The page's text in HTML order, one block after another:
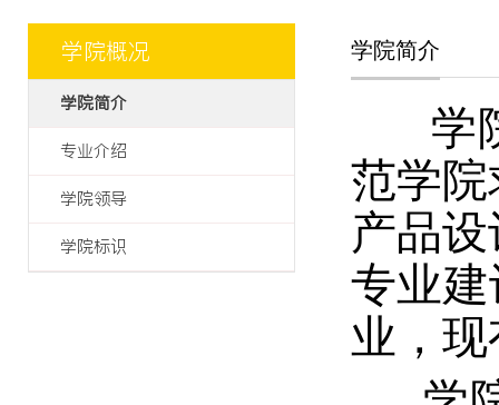
学院概况
学院简介
专业介绍
学院领导
学院标识
学院简介
学
范学
产品
专业
业，